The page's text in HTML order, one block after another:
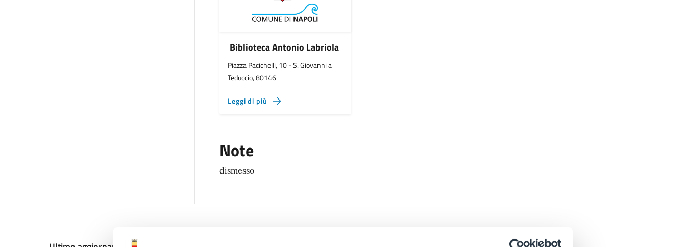
Biblioteca Antonio Labriola
Piazza Pacichelli, 10 - S. Giovanni a
Teduccio, 80146
Leggi di più
Note
dismesso